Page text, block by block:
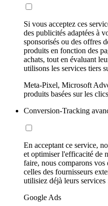
Si vous acceptez ces
des publicités adaptées à
sponsorisés ou des offres
produits en fonction des
achats, tout en évaluant
utilisons les services tiers
Meta-Pixel, Microsoft
produits basées sur les
Conversion-Tracking
En acceptant ce service,
et optimiser l'efficacité de
faire, nous comparons vos
celles des fournisseurs
utilisiez déjà leurs services
Google Ads